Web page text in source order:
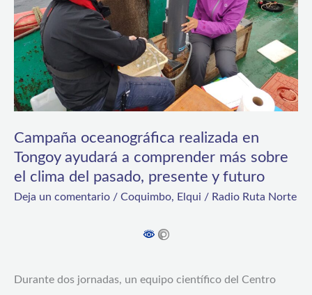
Campaña oceanográfica realizada en
Tongoy ayudará a comprender más sobre
el clima del pasado, presente y futuro
Deja un comentario / Coquimbo, Elqui / Radio Ruta Norte
Durante dos jornadas, un equipo científico del Centro
ayudará
a
comprender
más
sobre
el
clima
del
pasado,